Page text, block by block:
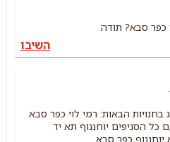
כפר סבא? תודה
השיבו
בחנויות הבאות: רמי לוי כפר סבא
הסניפים יוחננוף תא יד
יוחננוף כפר סבא